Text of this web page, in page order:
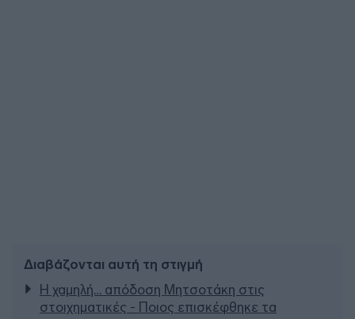
Διαβάζονται αυτή τη στιγμή
Η χαμηλή… απόδοση Μητσοτάκη στις
στοιχηματικές - Ποιος επισκέφθηκε τα